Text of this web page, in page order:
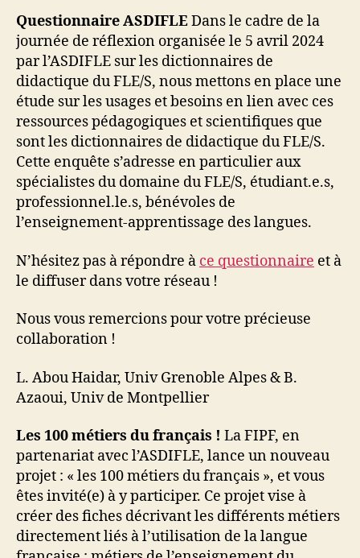
Questionnaire ASDIFLEDans le cadre de la
journée de réflexion organisée le 5 avril 2024
par l’ASDIFLE sur les dictionnaires de
didactique du FLE/S, nous mettons en place une
étude sur les usages et besoins en lien avec ces
ressources pédagogiques et scientifiques que
sont les dictionnaires de didactique du FLE/S.
Cette enquête s’adresse en particulier aux
spécialistes du domaine du FLE/S, étudiant.e.s,
professionnel.le.s, bénévoles de
l’enseignement-apprentissage des langues.
N’hésitez pas à répondre à ce questionnaire et à
le diffuser dans votre réseau !
Nous vous remercions pour votre précieuse
collaboration !
L. Abou Haidar, Univ Grenoble Alpes & B.
Azaoui, Univ de Montpellier
Les 100 métiers du français ! La FIPF, en
partenariat avec l’ASDIFLE, lance un nouveau
projet : « les 100 métiers du français », et vous
êtes invité(e) à y participer. Ce projet vise à
créer des fiches décrivant les différents métiers
directement liés à l’utilisation de la langue